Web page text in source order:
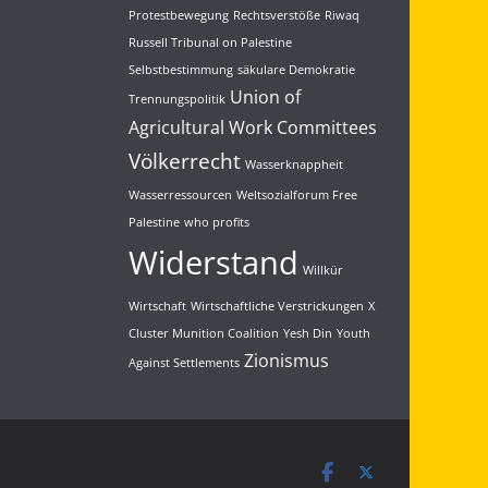
#IsraelOutOfMyPhone
#BanSpyware
3 5 Twitter
Load More...
Protestbewegung Rechtsverstöße Riwaq
Russell Tribunal on Palestine
Selbstbestimmung säkulare Demokratie
Trennungspolitik Union of
Agricultural Work Committees
Völkerrecht Wasserknappheit
Wasserressourcen Weltsozialforum Free
Palestine who profits
Widerstand Willkür
Wirtschaft Wirtschaftliche Verstrickungen X
Cluster Munition Coalition Yesh Din Youth
Against Settlements Zionismus